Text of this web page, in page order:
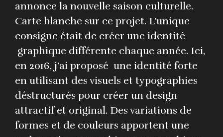
annonce la nouvelle saison culturelle.
Carte blanche sur ce projet. L’unique
consigne était de créer une identité
graphique différente chaque année. Ici,
en 2016, j’ai proposé une identité forte
en utilisant des visuels et typographies
déstructurés pour créer un design
attractif et original. Des variations de
formes et de couleurs apportent une